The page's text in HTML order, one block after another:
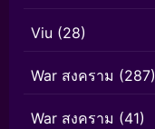
Viu (28)
War สงคราม (287)
War สงคราม (41)